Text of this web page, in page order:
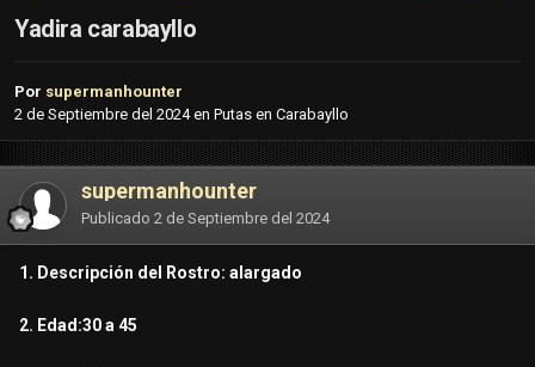
Yadira carabayllo
Por supermanhounter
2 de Septiembre del 2024en Putas en Carabayllo
supermanhounter
Publicado 2 de Septiembre del 2024
1. Descripción del Rostro: alargado
2. Edad:30 a 45